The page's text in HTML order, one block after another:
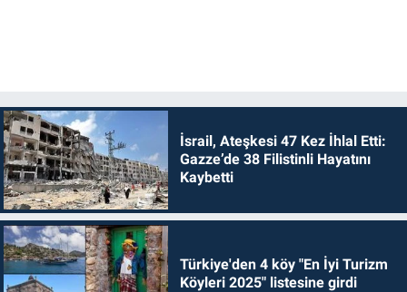
İsrail, Ateşkesi 47 Kez İhlal Etti:
Gazze’de 38 Filistinli Hayatını
Kaybetti
Türkiye'den 4 köy "En İyi Turizm
Köyleri 2025" listesine girdi